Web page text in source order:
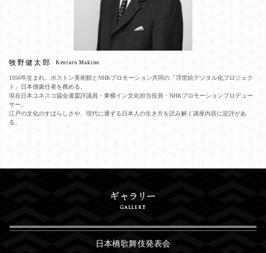
牧野健太郎 Kentaro Makino
1956年生まれ。ボストン美術館とNHKプロモーション共同の「浮世絵デジタル化プロジェク
ト」日本側責任者を務める。
現在日本ユネスコ協会連盟評議員・東横イン文化担当役員・NHKプロモーションプロデュー
サー。
江戸の文化のすばらしさや、現代に通ずる日本人の生き方を読み解く講座内容に定評があ
る。
日本橋歌舞伎発表会